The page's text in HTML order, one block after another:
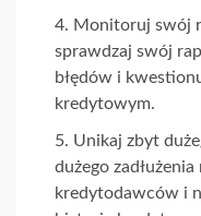
Monitoruj swój
sprawdzaj swój
błędów i
kredytowym.
Unikaj zbyt
dużego
kredytodawców i